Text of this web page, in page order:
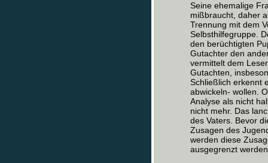
Seine ehemalige
mißbraucht, daher
Trennung mit dem
Selbsthilfegruppe.
den berüchtigten
Gutachter den
vermittelt dem
Gutachten,
Schließlich erkennt
abwickeln- wollen.
Analyse als nicht
nicht mehr. Das
des Vaters. Bevor
Zusagen des
werden diese
ausgegrenzt